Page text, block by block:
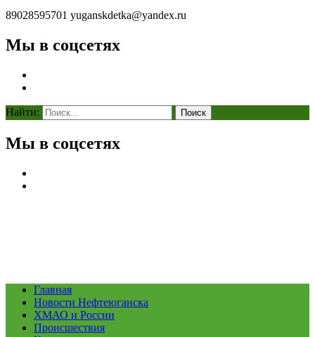
89028595701 yuganskdetka@yandex.ru
Мы в соцсетях
Найти:
Мы в соцсетях
Главная
Новости Нефтеюганска
ХМАО и России
Происшествия